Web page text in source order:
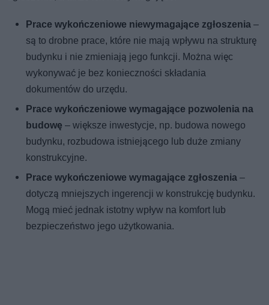
Prace wykończeniowe niewymagające zgłoszenia –
są to drobne prace, które nie mają wpływu na strukturę
budynku i nie zmieniają jego funkcji. Można więc
wykonywać je bez konieczności składania
dokumentów do urzędu.
Prace wykończeniowe wymagające pozwolenia na
budowę – większe inwestycje, np. budowa nowego
budynku, rozbudowa istniejącego lub duże zmiany
konstrukcyjne.
Prace wykończeniowe wymagające zgłoszenia–
dotyczą mniejszych ingerencji w konstrukcję budynku.
Mogą mieć jednak istotny wpływ na komfort lub
bezpieczeństwo jego użytkowania.